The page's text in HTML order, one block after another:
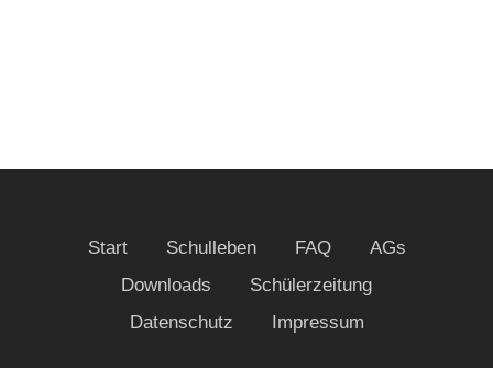
Start Schulleben FAQ
AGs
Downloads
Schülerzeitung
Datenschutz
Impressum